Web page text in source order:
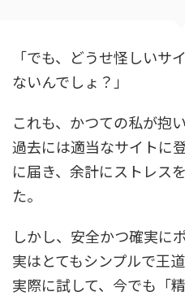
「でも、どうせ怪しいサ
ないんでしょ？」
これも、かつての私が抱
過去には適当なサイトに
に届き、余計にストレス
た。
しかし、安全かつ確実に
実はとてもシンプルで王
実際に試して、今でも「